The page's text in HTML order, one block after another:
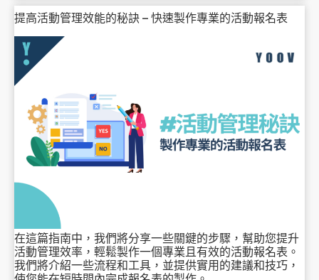
提高活動管理效能的秘訣 – 快速製作專業的活動報名表
在這篇指南中，我們將分享一些關鍵的步驟，幫助您提升
活動管理效率，輕鬆製作一個專業且有效的活動報名表。
我們將介紹一些流程和工具，並提供實用的建議和技巧，